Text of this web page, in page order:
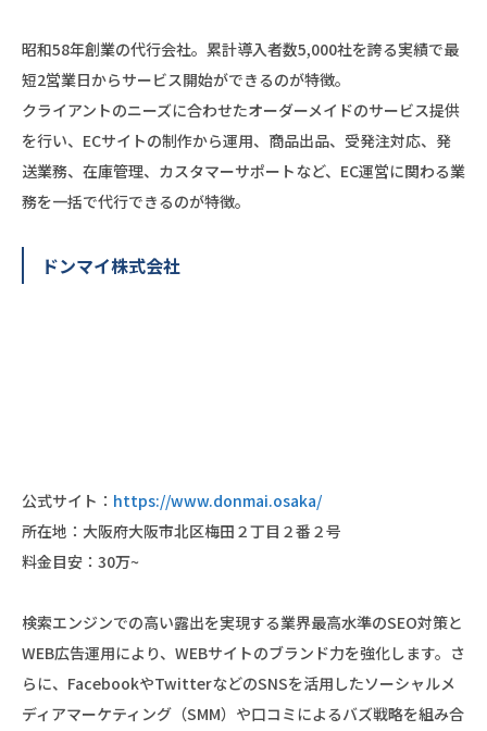
昭和58年創業の代行会社。累計導入者数5,000社を誇る実績で最
短2営業日からサービス開始ができるのが特徴。
クライアントのニーズに合わせたオーダーメイドのサービス提供
を行い、ECサイトの制作から運用、商品出品、受発注対応、発
送業務、在庫管理、カスタマーサポートなど、EC運営に関わる業
務を一括で代行できるのが特徴。
ドンマイ株式会社
公式サイト： https://www.donmai.osaka/
所在地：大阪府大阪市北区梅田２丁目２番２号
料金目安：30万~
検索エンジンでの高い露出を実現する業界最高水準のSEO対策と
WEB広告運用により、WEBサイトのブランド力を強化します。さ
らに、FacebookやTwitterなどのSNSを活用したソーシャルメ
ディアマーケティング（SMM）や口コミによるバズ戦略を組み合